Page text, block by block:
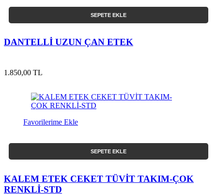
SEPETE EKLE
DANTELLİ UZUN ÇAN ETEK
1.850,00 TL
Favorilerime Ekle
SEPETE EKLE
KALEM ETEK CEKET TÜVİT TAKIM-ÇOK
RENKLİ-STD